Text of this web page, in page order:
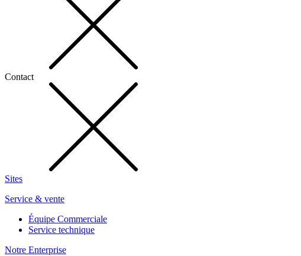
Contact
Sites
Service & vente
Équipe Commerciale
Service technique
Notre Enterprise